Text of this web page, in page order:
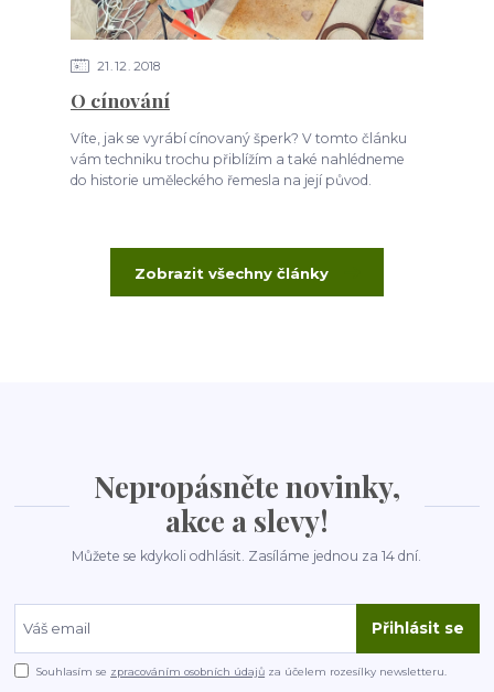
21 12 2018
O cínování
Víte, jak se vyrábí cínovaný šperk? V tomto článku
vám techniku trochu přiblížím a také nahlédneme
do historie uměleckého řemesla na její původ.
Zobrazit všechny články
Nepropásněte novinky,
akce a slevy!
Můžete se kdykoli odhlásit. Zasíláme jednou za 14 dní.
Přihlásit se
Souhlasím se zpracováním osobních údajů za účelem rozesílky newsletteru.